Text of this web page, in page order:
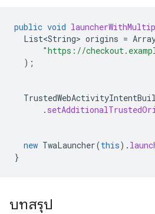
public void
List<String> origins =
"https://
);
.
new TwaLauncher(this).
}
บทสรุป